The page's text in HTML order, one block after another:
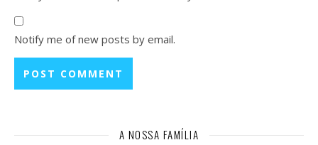
Notify me of new posts by email.
A NOSSA FAMÍLIA